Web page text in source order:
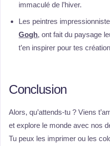
immaculé de l’hiver.
Les peintres
Gogh, ont fait du paysage
t’en inspirer pour tes
Conclusion
Alors, qu’attends-tu ? Viens
et explore le monde avec nos
Tu peux les imprimer ou les